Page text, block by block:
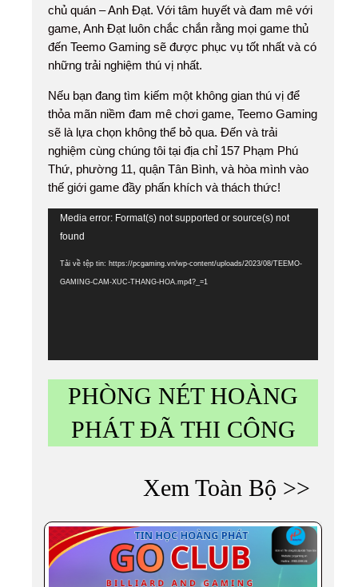
chủ quán – Anh Đạt. Với tâm huyết và đam mê với
game, Anh Đạt luôn chắc chắn rằng mọi game thủ
đến Teemo Gaming sẽ được phục vụ tốt nhất và có
những trải nghiệm thú vị nhất.
Nếu bạn đang tìm kiếm một không gian thú vị để
thỏa mãn niềm đam mê chơi game, Teemo Gaming
sẽ là lựa chọn không thể bỏ qua. Đến và trải
nghiệm cùng chúng tôi tại địa chỉ 157 Phạm Phú
Thứ, phường 11, quận Tân Bình, và hòa mình vào
thế giới game đầy phấn khích và thách thức!
Trình
chơi
Media error: Format(s) not supported or source(s) not
found
Tải về tệp tin: https://pcgaming.vn/wp-content/uploads/2023/08/TEEMO-
GAMING-CAM-XUC-THANG-HOA.mp4?_=1
PHÒNG NÉT HOÀNG
PHÁT ĐÃ THI CÔNG
Xem Toàn Bộ >>